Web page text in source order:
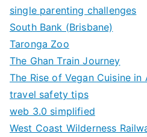
single parenting challenges
South Bank (Brisbane)
Taronga Zoo
The Ghan Train Journey
The Rise of Vegan Cuisine in
travel safety tips
web 3.0 simplified
West Coast Wilderness